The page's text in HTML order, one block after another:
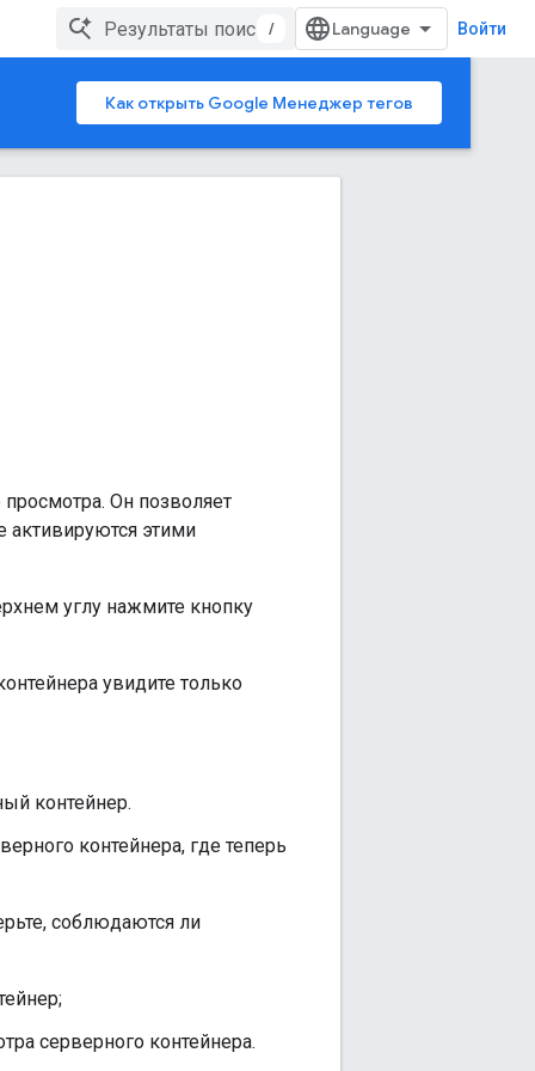
/ Войти
Как открыть Google Менеджер тегов
Он позволяет
активируются этими
углу нажмите кнопку
увидите только
контейнер.
контейнера, где теперь
соблюдаются ли
серверного контейнера.